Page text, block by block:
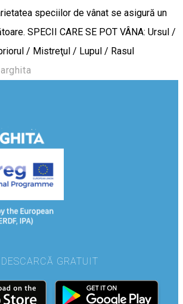
speciilor de vânat se asigură un
SPECII CARE SE POT VÂNA: Ursul /
/ Mistreţul / Lupul / Rasul
DESCARCĂ GRATUIT